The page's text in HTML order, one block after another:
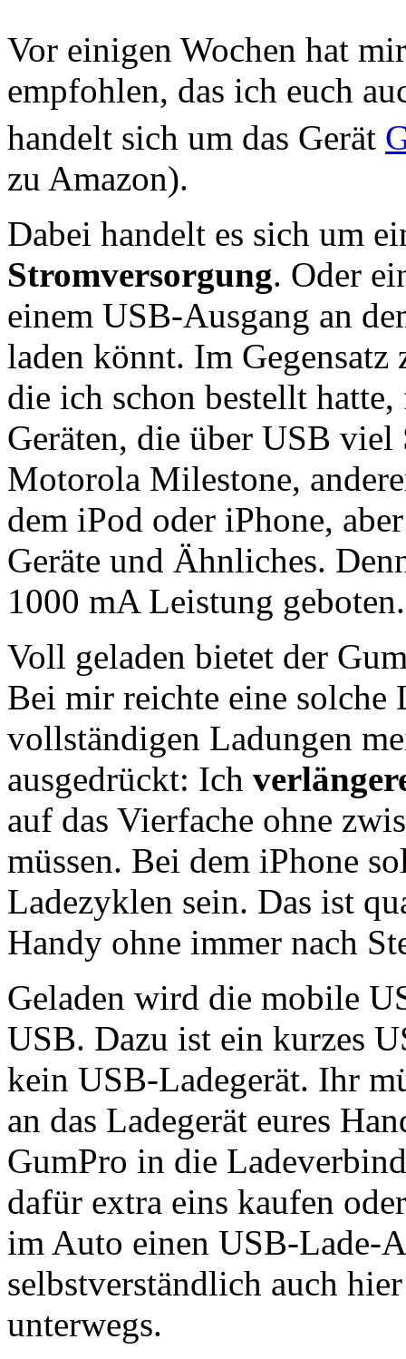
Vor einigen Wochen hat
empfohlen, das ich euch
handelt sich um das Gerät
zu Amazon).
Dabei handelt es sich um
Stromversorgung. Oder
einem USB-Ausgang an
laden könnt. Im Gegensatz
die ich schon bestellt
Geräten, die über USB
Motorola Milestone,
dem iPod oder iPhone,
Geräte und Ähnliches.
1000 mA Leistung geboten.
Voll geladen bietet der
Bei mir reichte eine solche
vollständigen Ladungen
ausgedrückt: Ich
auf das Vierfache ohne
müssen. Bei dem iPhone
Ladezyklen sein. Das ist
Handy ohne immer nach
Geladen wird die mobile
USB. Dazu ist ein kurzes
kein USB-Ladegerät. Ihr
an das Ladegerät eures
GumPro in die
dafür extra eins kaufen
im Auto einen USB-Lade-
selbstverständlich auch
unterwegs.